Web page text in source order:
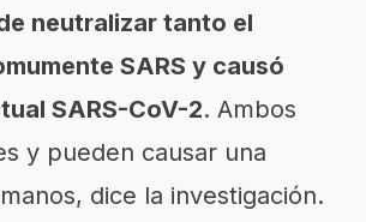
neutralizar tanto el
SARS y causó
SARS-CoV-2. Ambos
y pueden causar una
dice la investigación.